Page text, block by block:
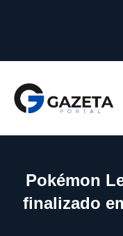
Pokémon
finalizado